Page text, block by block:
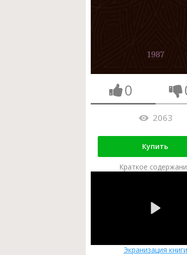
0
2063
Купить
Краткое
Экранизация книги